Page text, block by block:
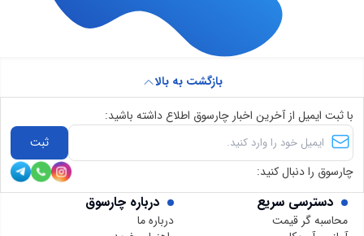
دسترسی سریع
محاسبه گر قیمت
درباره چارسوق
درباره ما
بازگشت به بالا
با ثبت ایمیل از آخرین اخبار چارسوق اطلاع داشته باشید:
ثبت
چارسوق را دنبال کنید: